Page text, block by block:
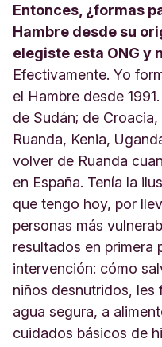
Entonces, ¿formas
Hambre desde su
elegiste esta ONG y
Efectivamente. Yo
el Hambre desde
de Sudán; de
Ruanda, Kenia,
volver de Ruanda
en España. Tenía la
que tengo hoy, por
personas más
resultados en primera
intervención: cómo
niños desnutridos, les
agua segura, a
cuidados básicos de